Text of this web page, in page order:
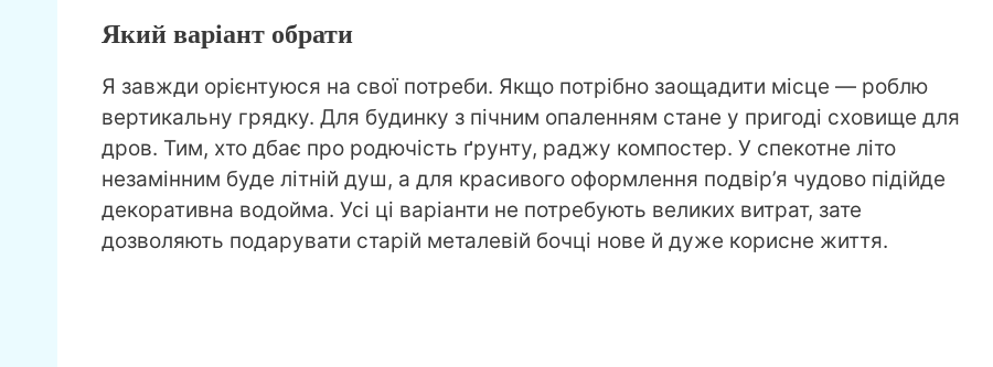
Який варіант обрати
Я завжди орієнтуюся на свої потреби. Якщо потрібно заощадити місце — роблю
вертикальну грядку. Для будинку з пічним опаленням стане у пригоді сховище для
дров. Тим, хто дбає про родючість ґрунту, раджу компостер. У спекотне літо
незамінним буде літній душ, а для красивого оформлення подвір’я чудово підійде
декоративна водойма. Усі ці варіанти не потребують великих витрат, зате
дозволяють подарувати старій металевій бочці нове й дуже корисне життя.